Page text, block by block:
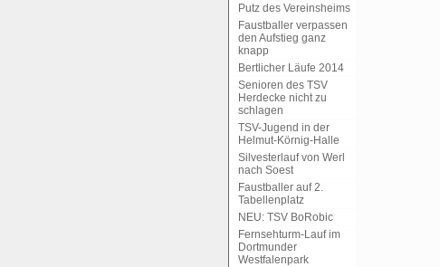
Putz des Vereinsheims
Faustballer verpassen
den Aufstieg ganz
knapp
Bertlicher Läufe 2014
Senioren des TSV
Herdecke nicht zu
schlagen
TSV-Jugend in der
Helmut-Körnig-Halle
Silvesterlauf von Werl
nach Soest
Faustballer auf 2.
Tabellenplatz
NEU: TSV BoRobic
Fernsehturm-Lauf im
Dortmunder
Westfalenpark